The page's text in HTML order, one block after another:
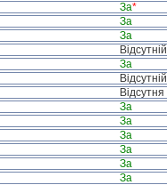
За*
За
За
Відсутній
За
Відсутній
Відсутня
За
За
За
За
За
За